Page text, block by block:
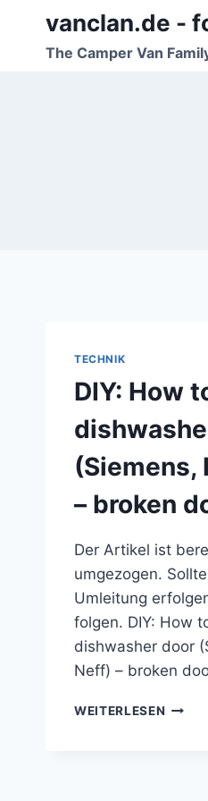
springen
vanclan.de -
The Camper Van
TECHNIK
DIY: How
(Siemens,
– broken
Der Artikel ist
umgezogen.
Umleitung
folgen. DIY: How
dishwasher door
Neff) – broken
WEITERLESEN DIY: